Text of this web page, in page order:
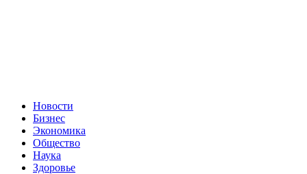
Новости
Бизнес
Экономика
Общество
Наука
Здоровье